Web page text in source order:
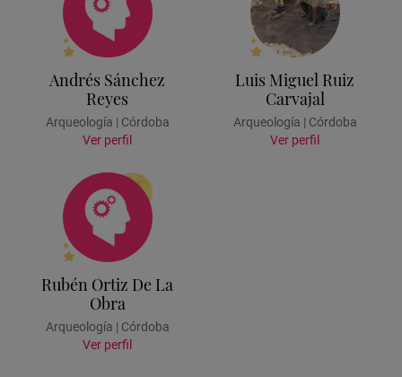
Andrés Sánchez
Reyes
Arqueología | Córdoba
Ver perfil
Luis Miguel Ruiz
Carvajal
Arqueología | Córdoba
Ver perfil
Rubén Ortiz De La
Obra
Arqueología | Córdoba
Ver perfil